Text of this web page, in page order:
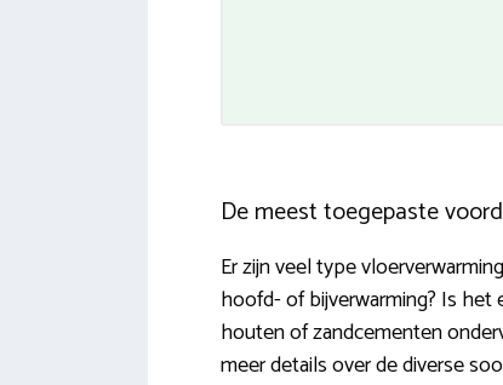
De meest toegepaste
Er zijn veel type
hoofd- of bijverwarming? Is
houten of zandcementen
meer details over de diverse